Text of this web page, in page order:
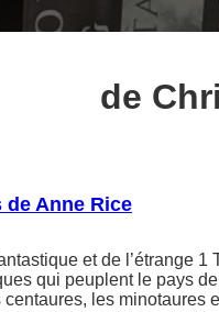
de
de Anne Rice
et de l’étrange 1
qui peuplent le pays
les minotaures